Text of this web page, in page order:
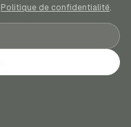
Politique de confidentialité.